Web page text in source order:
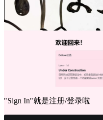
"Sign In"就是注册/登录啦